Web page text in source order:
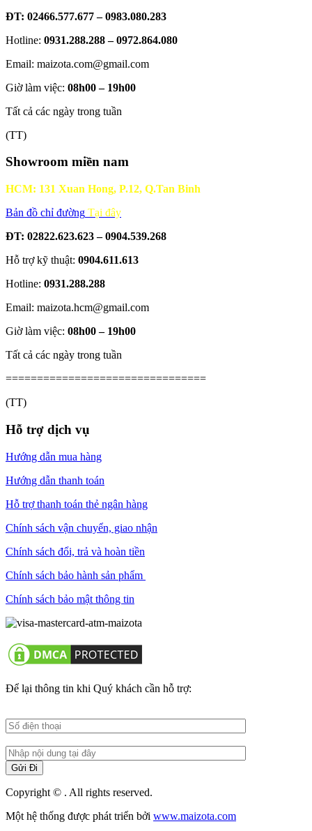
ĐT: 02466.577.677 – 0983.080.283
Hotline: 0931.288.288 – 0972.864.080
Email: maizota.com@gmail.com
Giờ làm việc: 08h00 – 19h00
Tất cả các ngày trong tuần
(TT)
Showroom miền nam
HCM: 131 Xuan Hong, P.12, Q.Tan Binh
Bản đồ chỉ đường Tại đây
ĐT: 02822.623.623 – 0904.539.268
Hỗ trợ kỹ thuật: 0904.611.613
Hotline: 0931.288.288
Email: maizota.hcm@gmail.com
Giờ làm việc: 08h00 – 19h00
Tất cả các ngày trong tuần
================================
(TT)
Hỗ trợ dịch vụ
Hướng dẫn mua hàng
Hướng dẫn thanh toán
Hỗ trợ thanh toán thẻ ngân hàng
Chính sách vận chuyển, giao nhận
Chính sách đổi, trả và hoàn tiền
Chính sách bảo hành sản phẩm
Chính sách bảo mật thông tin
Để lại thông tin khi Quý khách cần hỗ trợ:
Copyright © . All rights reserved.
Một hệ thống được phát triển bởi www.maizota.com